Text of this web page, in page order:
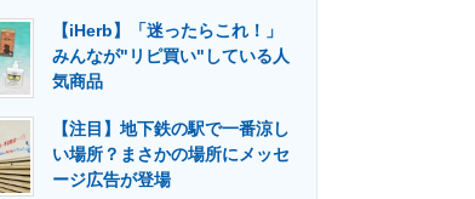
建設×テクノロジーの最前線
【iHerb】「迷ったらこれ！」
みんなが"リピ買い"している人
気商品
【注目】地下鉄の駅で一番涼し
い場所？まさかの場所にメッセ
ージ広告が登場